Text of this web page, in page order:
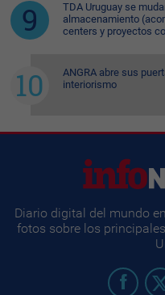
TDA Uruguay se
almacenamiento
centers y proyectos
ANGRA abre sus
interiorismo
Diario digital del mundo
fotos sobre los